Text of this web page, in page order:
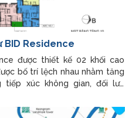
BID Residence
được thiết kế 02 khối cao
bố trí lệch nhau nhằm tăng
tiếp xúc không gian, đối lưu
4 tầng thương mại và 2 tầng